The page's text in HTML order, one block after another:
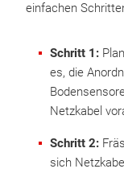
einfachen
Schritt 1:
es, die
Netzkabel
Schritt 2:
sich